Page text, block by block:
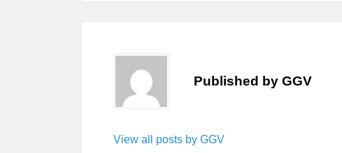
Published by GGV
View all posts by GGV